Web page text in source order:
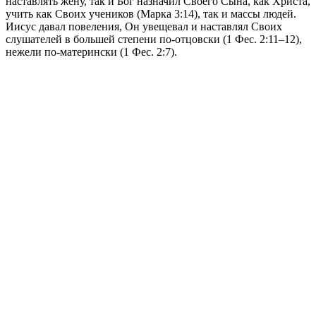
учить как Своих учеников (Марка 3:14), так и массы людей.
Иисус давал повеления, Он увещевал и наставлял Своих
слушателей в большей степени по-отцовски (1 Фес. 2:11–12),
нежели по-матерински (1 Фес. 2:7).